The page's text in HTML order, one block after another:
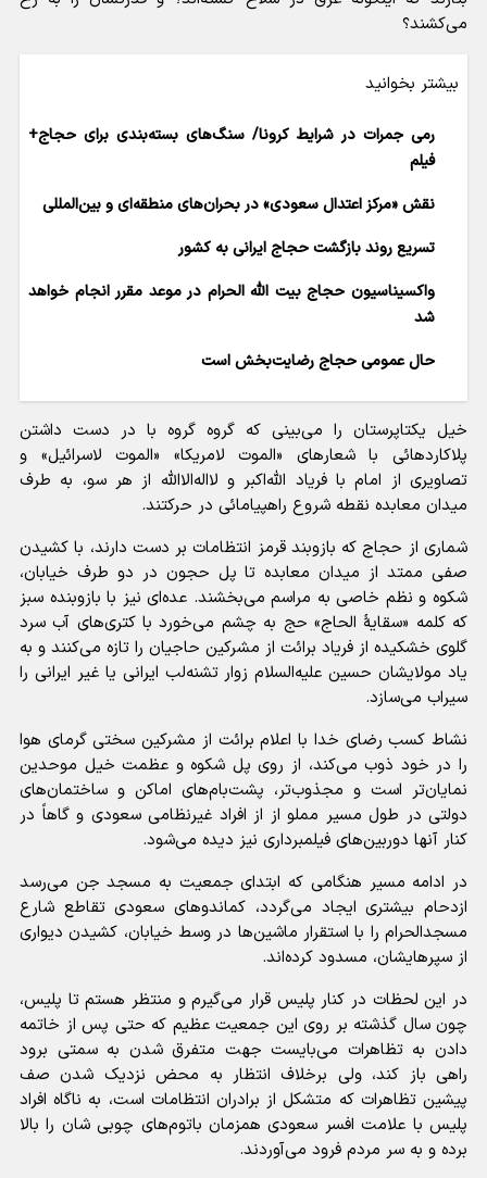
می‌کشند؟
بیشتر بخوانید
رمی جمرات در شرایط کرونا/ سنگ‌های بسته‌بندی برای حجاج+
فیلم
نقش «مرکز اعتدال سعودی» در بحران‌های منطقه‌ای و بین‌المللی
تسریع روند بازگشت حجاج ایرانی به کشور
واکسیناسیون حجاج بیت الله الحرام در موعد مقرر انجام خواهد
شد
حال عمومی حجاج رضایت‌بخش است
خیل یکتاپرستان را می‌بینی که گروه گروه با در دست داشتن
پلاکاردهائی با شعار‌های «الموت لامریکا» «الموت لاسرائیل» و
تصاویری از امام با فریاد الله‌اکبر و لا‌اله‌الاالله از هر سو، به طرف
میدان معابده نقطه شروع راهپیامائی در حرکتند.
شماری از حجاج که بازوبند قرمز انتظامات بر دست دارند، با کشیدن
صفی ممتد از میدان معابده تا پل حجون در دو طرف خیابان،
شکوه و نظم خاصی به مراسم می‌بخشند. عده‌ای نیز با بازوبنده سبز
که کلمه «سقایۀ الحاج» حج به چشم می‌خورد با کتری‌های آب سرد
گلوی خشکیده از فریاد برائت از مشرکین حاجیان را تازه می‌کنند و به
یاد مولایشان حسین علیه‌السلام زوار تشنه‌لب ایرانی یا غیر ایرانی را
سیراب می‌سازد.
نشاط کسب رضای خدا با اعلام برائت از مشرکین سختی گرمای هوا
را در خود ذوب می‌کند، از روی پل شکوه و عظمت خیل موحدین
نمایان‌تر است و مجذوب‌تر، پشت‌بام‌های اماکن و ساختمان‌های
دولتی در طول مسیر مملو از از افراد غیرنظامی سعودی و گاهاً در
کنار آنها دوربین‌های فیلمبرداری نیز دیده می‌شود.
در ادامه مسیر هنگامی که ابتدای جمعیت به مسجد جن می‌رسد
ازدحام بیشتری ایجاد می‌گردد، کماندو‌های سعودی تقاطع شارع
مسجدالحرام را با استقرار ماشین‌ها در وسط خیابان، کشیدن دیواری
از سپرهایشان، مسدود کرده‌اند.
در این لحظات در کنار پلیس قرار می‌گیرم و منتظر هستم تا پلیس،
چون سال گذشته بر روی این جمعیت عظیم که حتی پس از خاتمه
دادن به تظاهرات می‌بایست جهت متفرق شدن به سمتی برود
راهی باز کند، ولی برخلاف انتظار به محض نزدیک شدن صف
پیشین تظاهرات که متشکل از برادران انتظامات است، به ناگاه افراد
پلیس با علامت افسر سعودی همزمان باتوم‌های چوبی شان را بالا
برده و به سر مردم فرود می‌آوردند.